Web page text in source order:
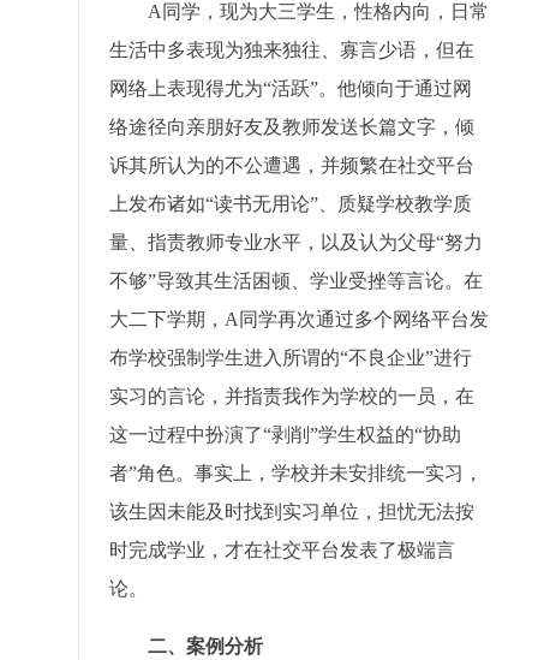
A同学，现为大三学生，性格内向，日常
生活中多表现为独来独往、寡言少语，但在
网络上表现得尤为“活跃”。他倾向于通过网
络途径向亲朋好友及教师发送长篇文字，倾
诉其所认为的不公遭遇，并频繁在社交平台
上发布诸如“读书无用论”、质疑学校教学质
量、指责教师专业水平，以及认为父母“努力
不够”导致其生活困顿、学业受挫等言论。在
大二下学期，A同学再次通过多个网络平台发
布学校强制学生进入所谓的“不良企业”进行
实习的言论，并指责我作为学校的一员，在
这一过程中扮演了“剥削”学生权益的“协助
者”角色。事实上，学校并未安排统一实习，
该生因未能及时找到实习单位，担忧无法按
时完成学业，才在社交平台发表了极端言
论。
二、案例分析